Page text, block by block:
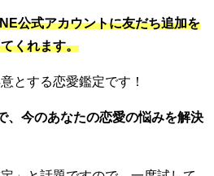
公式アカウントに友だち追加を
くれます。
とする恋愛鑑定です！
、今のあなたの恋愛の悩みを解決